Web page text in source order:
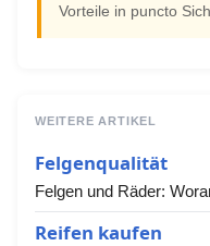
Vorteile in puncto
WEITERE ARTIKEL
Felgenqualität
Felgen und Räder:
Reifen kaufen